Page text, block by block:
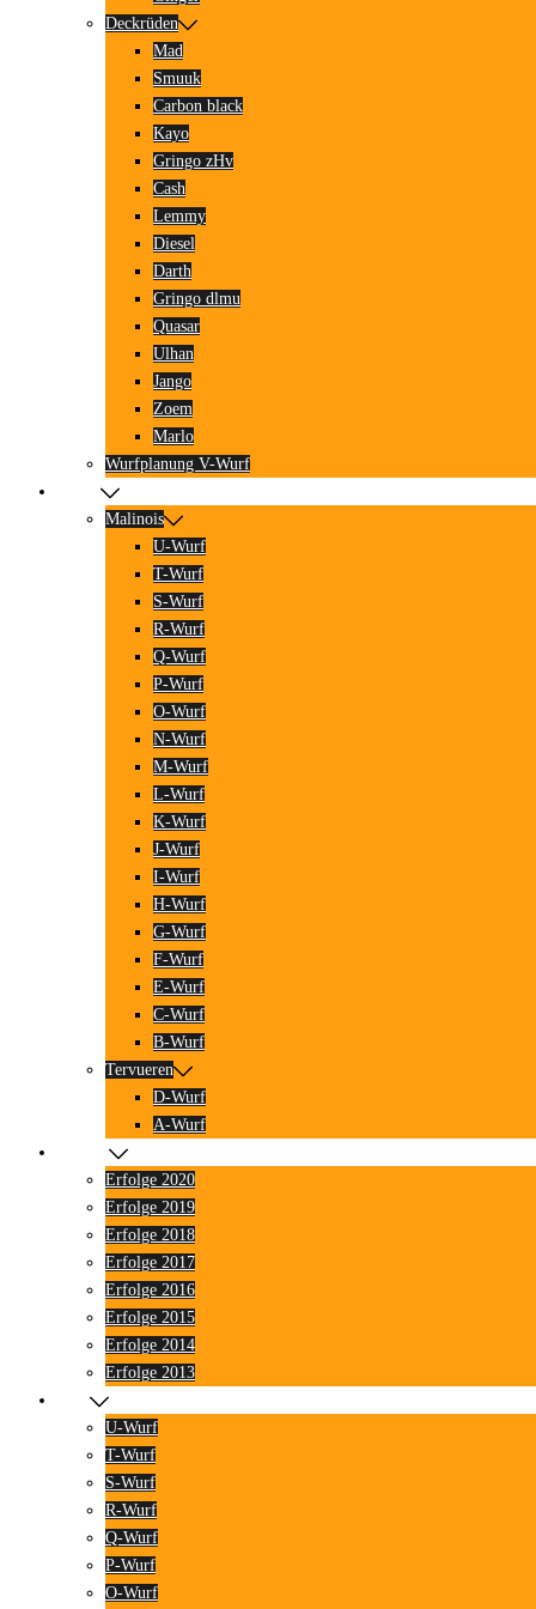
Deckrüden
Mad
Smuuk
Carbon black
Kayo
Gringo zHv
Cash
Lemmy
Diesel
Darth
Gringo dlmu
Quasar
Ulhan
Jango
Zoem
Marlo
Wurfplanung V-Wurf
Malinois
U-Wurf
T-Wurf
S-Wurf
R-Wurf
Q-Wurf
P-Wurf
O-Wurf
N-Wurf
M-Wurf
L-Wurf
K-Wurf
J-Wurf
I-Wurf
H-Wurf
G-Wurf
F-Wurf
E-Wurf
C-Wurf
B-Wurf
Tervueren
D-Wurf
A-Wurf
Erfolge 2020
Erfolge 2019
Erfolge 2018
Erfolge 2017
Erfolge 2016
Erfolge 2015
Erfolge 2014
Erfolge 2013
U-Wurf
T-Wurf
S-Wurf
R-Wurf
Q-Wurf
P-Wurf
O-Wurf